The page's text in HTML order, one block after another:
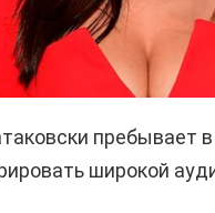
пребывает
широкой